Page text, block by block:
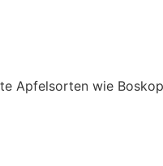
Apfelsorten wie